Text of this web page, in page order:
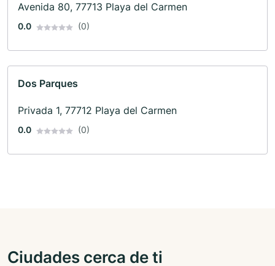
Avenida 80, 77713 Playa del Carmen
0.0 (0)
Dos Parques
Privada 1, 77712 Playa del Carmen
0.0 (0)
Ciudades cerca de ti